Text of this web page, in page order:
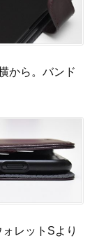
から。バンド
レットSより